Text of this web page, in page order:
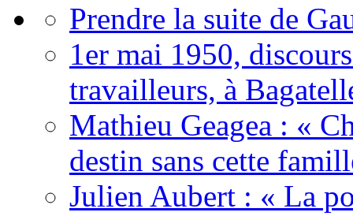
Prendre la suite de
1er mai 1950,
travailleurs, à
Mathieu Geagea : «
destin sans cette
Julien Aubert : « La